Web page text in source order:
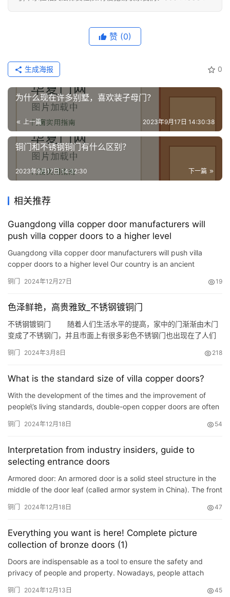
装
维
修
业
资
讯
联
我
赞 (0)
0
生成海报
为什么现在许多别墅，喜欢装子母门？
上一篇 2023年9月17日 14:30:38
铜门和不锈钢铜门有什么区别？
下一篇
2023年9月17日 14:32:30
相关推荐
Guangdong villa copper door manufacturers will
push villa copper doors to a higher level
Guangdong villa copper door manufacturers will push villa
copper doors to a higher level Our country is an ancient
w…
铜门 2024年12月27日 19
色泽鲜艳，高贵雅致_不锈钢镀铜门
不锈钢镀铜门 随着人们生活水平的提高，家中的门渐渐由木门
变成了不锈钢门，并且市面上有很多彩色不锈钢门也出现在了人们
境搭配以及款式更加符合审美观，并且不锈钢装饰管具有不易生
不锈钢门在不断地改革创新，通过在原材料上的加工精炼到表
面制作工艺上…
铜门 2024年3月8日 218
What is the standard size of villa copper doors?
With the development of the times and the improvement of
people\’s living standards, double-open copper doors are often
铜门 2024年12月18日 54
Interpretation from industry insiders, guide to
selecting entrance doors
Armored door: An armored door is a solid steel structure in the
middle of the door leaf (called armor system in China). The front
铜门 2024年12月18日 47
Everything you want is here! Complete picture
collection of bronze doors (1)
Doors are indispensable as a tool to ensure the safety and
privacy of people and property. Nowadays, people attach
铜门 2024年12月13日 45